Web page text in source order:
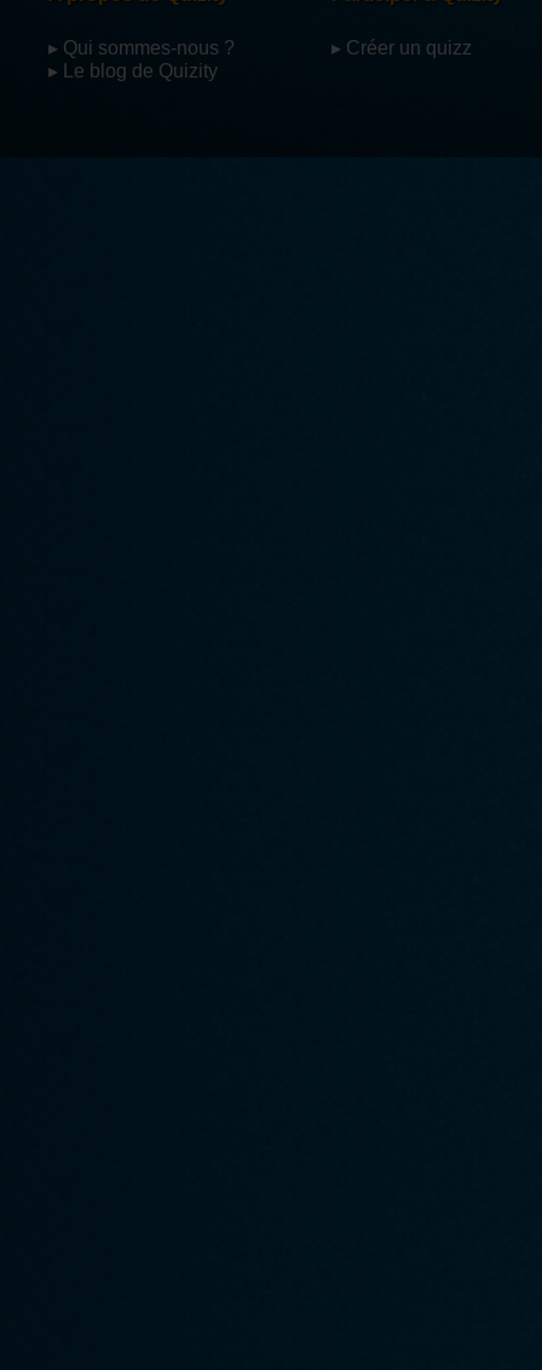
▸ Qui sommes-nous ?
▸ Le blog de Quizity
▸ Créer un quizz